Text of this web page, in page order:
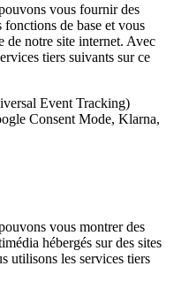
vous fournir des
de base et vous
de notre site internet. Avec
tiers suivants sur ce
Event Tracking)
Consent Mode, Klarna,
vous montrer des
hébergés sur des sites
utilisons les services tiers